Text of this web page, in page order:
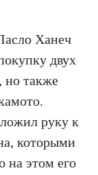
Ханеч
двух
но также
руку к
которыми
на этом его